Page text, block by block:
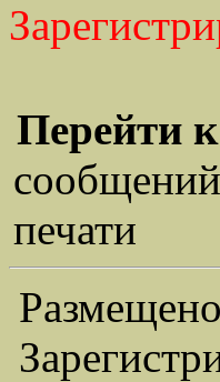
Перейти
сообщений
печати